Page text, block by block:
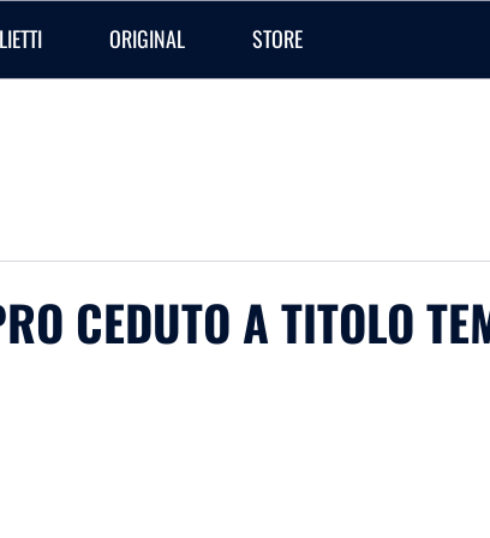
ORIGINAL STORE
CEDUTO A TITOLO